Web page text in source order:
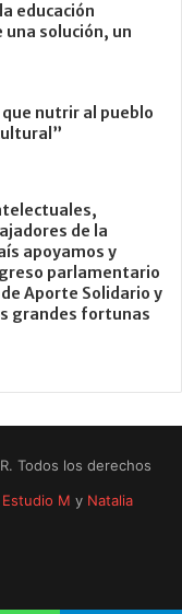
educación
una solución, un
que nutrir al pueblo
de la
apoyamos y
parlamentario
Aporte Solidario y
grandes fortunas
Todos los derechos
Estudio M y Natalia